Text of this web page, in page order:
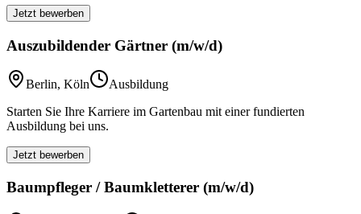
Jetzt bewerben
Auszubildender Gärtner (m/w/d)
Berlin, Köln
Ausbildung
Starten Sie Ihre Karriere im Gartenbau mit einer fundierten
Ausbildung bei uns.
Jetzt bewerben
Baumpfleger / Baumkletterer (m/w/d)